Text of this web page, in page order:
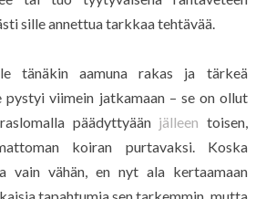
sille annettua tarkkaa tehtävää.
tänäkin aamuna rakas ja tärkeä
pystyi viimein jatkamaan – se on ollut
päädyttyään jälleen toisen,
koiran purtavaksi. Koska
vain vähän, en nyt ala kertaamaan